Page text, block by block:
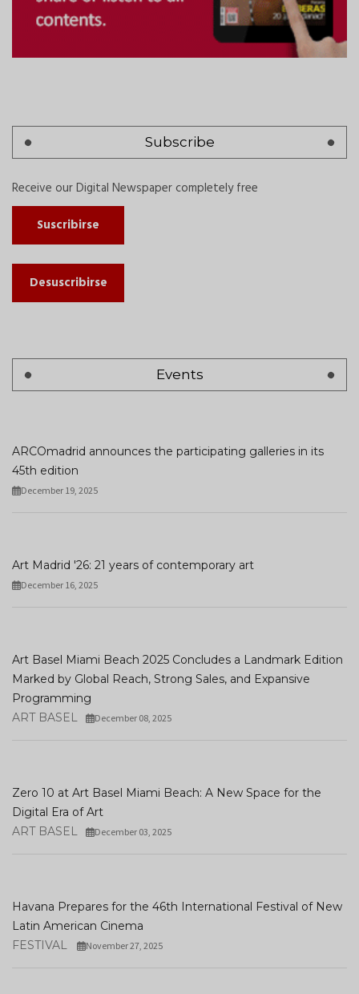
Subscribe
Receive our Digital Newspaper completely free
Suscribirse
Desuscribirse
Events
ARCOmadrid announces the participating galleries in its
45th edition
December 19, 2025
Art Madrid '26: 21 years of contemporary art
December 16, 2025
Art Basel Miami Beach 2025 Concludes a Landmark Edition
Marked by Global Reach, Strong Sales, and Expansive
Programming
ART BASEL
December 08, 2025
Zero 10 at Art Basel Miami Beach: A New Space for the
Digital Era of Art
ART BASEL
December 03, 2025
Havana Prepares for the 46th International Festival of New
Latin American Cinema
FESTIVAL
November 27, 2025